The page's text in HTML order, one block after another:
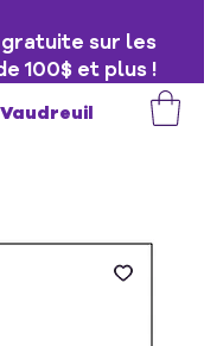
sur les
100$ et plus !